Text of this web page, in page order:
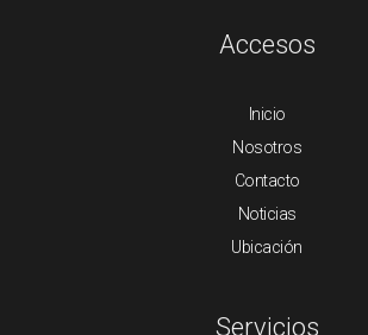
Accesos
Inicio
Nosotros
Contacto
Noticias
Ubicación
Servicios